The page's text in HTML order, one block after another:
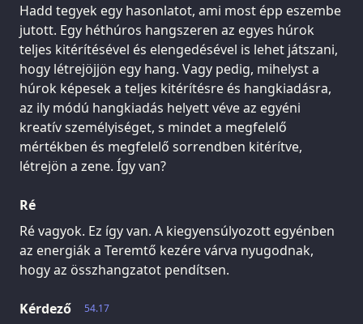
Hadd tegyek egy hasonlatot, ami most épp eszembe
jutott. Egy héthúros hangszeren az egyes húrok
teljes kitérítésével és elengedésével is lehet játszani,
hogy létrejöjjön egy hang. Vagy pedig, mihelyst a
húrok képesek a teljes kitérítésre és hangkiadásra,
az ily módú hangkiadás helyett véve az egyéni
kreatív személyiséget, s mindet a megfelelő
mértékben és megfelelő sorrendben kitérítve,
létrejön a zene. Így van?
Ré
Ré vagyok. Ez így van. A kiegyensúlyozott egyénben
az energiák a Teremtő kezére várva nyugodnak,
hogy az összhangzatot pendítsen.
54.17
Kérdező